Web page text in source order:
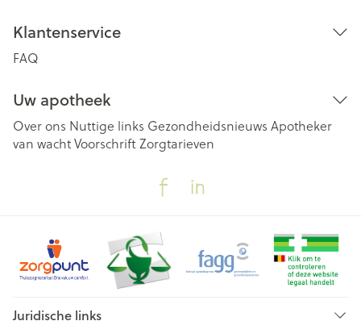
Klantenservice
FAQ
Uw apotheek
Over ons Nuttige links Gezondheidsnieuws Apotheker
van wachtVoorschriftZorgtarieven
Juridische links